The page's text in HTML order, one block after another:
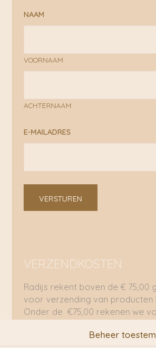
Beheer
NAAM
VOORNAAM
ACHTERNAAM
E-MAILADRES
VERSTUREN
VERZENDKOSTEN
Radijs rekent boven de € 75,00
voor verzending van producten
Onder de €75,00 rekenen we